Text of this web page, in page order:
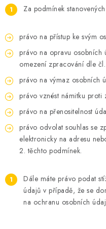
Za podmínek
právo na přístup ke svým
právo na opravu
omezení zpracování dle
právo na výmaz osobních
právo vznést námitku
právo na přenositelnost
právo odvolat souhlas se
elektronicky na adresu
2. těchto podmínek.
Dále máte právo podat
údajů v případě, že se
na ochranu osobních